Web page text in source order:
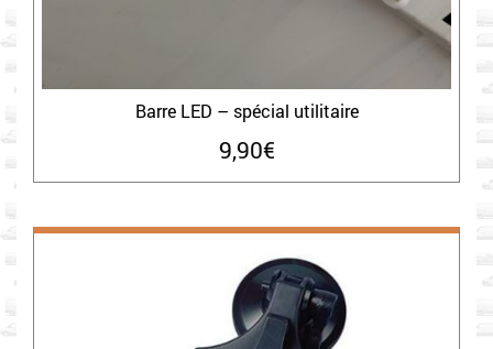
Barre LED – spécial utilitaire
9,90€